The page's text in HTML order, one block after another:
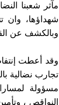
مآثر شعبنا
شهداؤها، وان
وبالكشف عن
تجارب نضالية
مسؤولة
النواقص ،